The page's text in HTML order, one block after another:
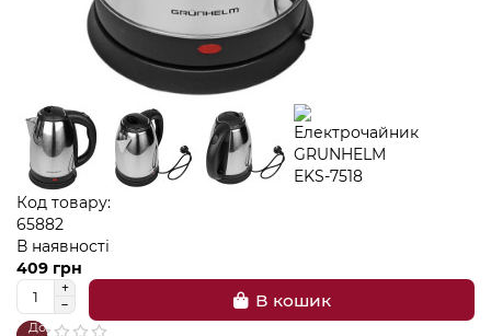
Код товару:
65882
В наявності
409 грн
В кошик
В
До